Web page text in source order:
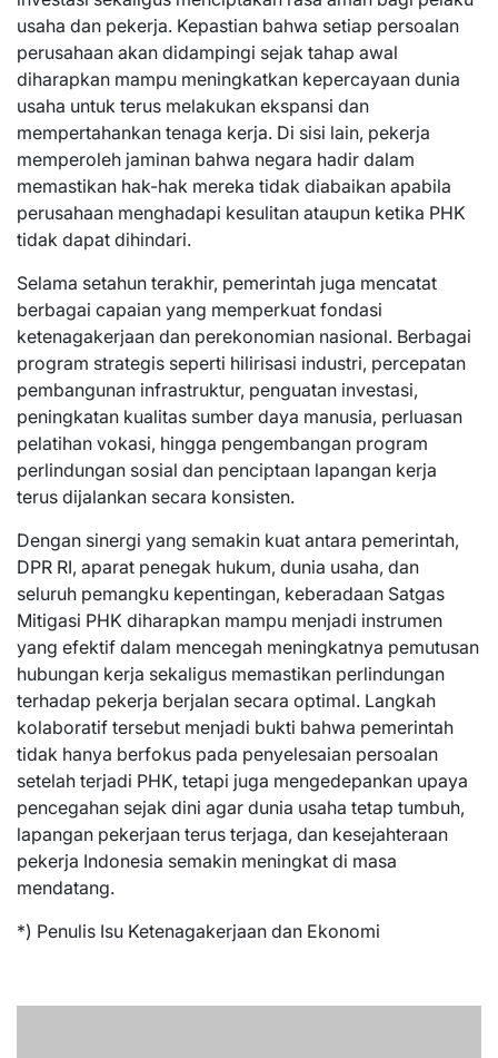
usaha dan pekerja. Kepastian bahwa setiap persoalan
perusahaan akan didampingi sejak tahap awal
diharapkan mampu meningkatkan kepercayaan dunia
usaha untuk terus melakukan ekspansi dan
mempertahankan tenaga kerja. Di sisi lain, pekerja
memperoleh jaminan bahwa negara hadir dalam
memastikan hak-hak mereka tidak diabaikan apabila
perusahaan menghadapi kesulitan ataupun ketika PHK
tidak dapat dihindari.
Selama setahun terakhir, pemerintah juga mencatat
berbagai capaian yang memperkuat fondasi
ketenagakerjaan dan perekonomian nasional. Berbagai
program strategis seperti hilirisasi industri, percepatan
pembangunan infrastruktur, penguatan investasi,
peningkatan kualitas sumber daya manusia, perluasan
pelatihan vokasi, hingga pengembangan program
perlindungan sosial dan penciptaan lapangan kerja
terus dijalankan secara konsisten.
Dengan sinergi yang semakin kuat antara pemerintah,
DPR RI, aparat penegak hukum, dunia usaha, dan
seluruh pemangku kepentingan, keberadaan Satgas
Mitigasi PHK diharapkan mampu menjadi instrumen
yang efektif dalam mencegah meningkatnya pemutusan
hubungan kerja sekaligus memastikan perlindungan
terhadap pekerja berjalan secara optimal. Langkah
kolaboratif tersebut menjadi bukti bahwa pemerintah
tidak hanya berfokus pada penyelesaian persoalan
setelah terjadi PHK, tetapi juga mengedepankan upaya
pencegahan sejak dini agar dunia usaha tetap tumbuh,
lapangan pekerjaan terus terjaga, dan kesejahteraan
pekerja Indonesia semakin meningkat di masa
mendatang.
*) Penulis Isu Ketenagakerjaan dan Ekonomi